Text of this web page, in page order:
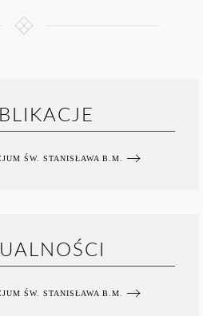
ŚW. STANISŁAWA B.M.
ŚW. STANISŁAWA B.M.